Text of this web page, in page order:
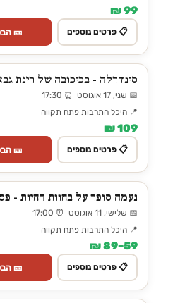
99 ₪
📋 פרטים נוספים 🎫
סינדרלה - בכיכובה של רינת גבאי -
📅 שני, 17 אוגוסט ⏰ 17:30
📍 היכל התרבות פתח תקווה
109 ₪
📋 פרטים נוספים 🎫
נעמה סופר על בחוות החיות -
📅 שלישי, 11 אוגוסט ⏰ 17:00
📍 היכל התרבות פתח תקווה
59–89 ₪
📋 פרטים נוספים 🎫